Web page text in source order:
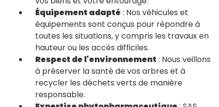
Équipement adapté : Nos véhicules et
équipements sont conçus pour répondre à
toutes les situations, y compris les travaux en
hauteur ou les accès difficiles.
Respect de l'environnement : Nous veillons
à préserver la santé de vos arbres et à
recycler les déchets verts de manière
responsable.